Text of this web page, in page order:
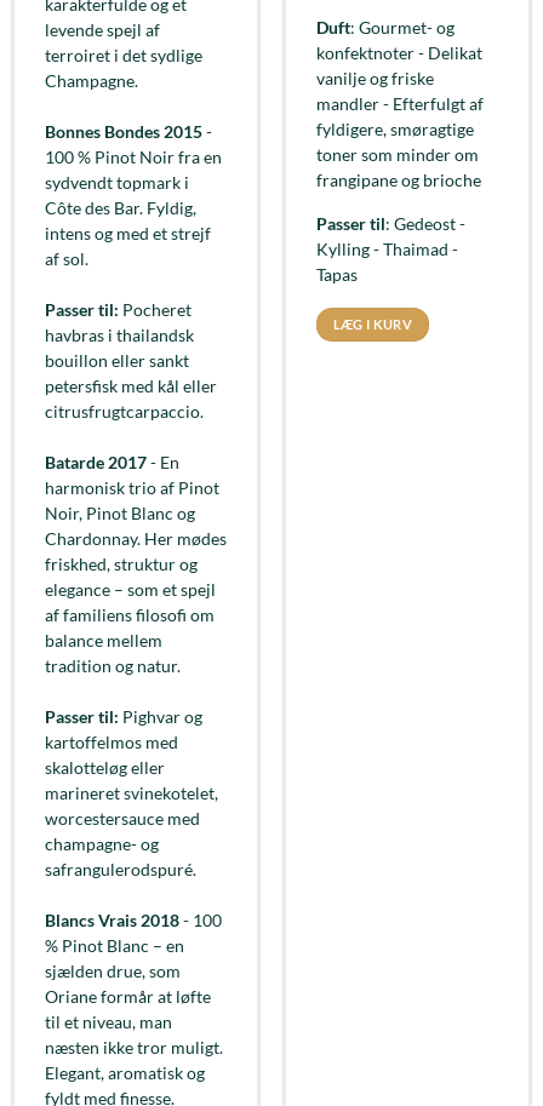
karakterfulde og et
levende spejl af
terroiret i det sydlige
Champagne.
Bonnes Bondes 2015-
100 % Pinot Noir fra en
sydvendt topmark i
Côte des Bar. Fyldig,
intens og med et strejf
af sol.
Passer til: Pocheret
havbras i thailandsk
bouillon eller sankt
petersfisk med kål eller
citrusfrugtcarpaccio.
Batarde 2017- En
harmonisk trio af Pinot
Noir, Pinot Blanc og
Chardonnay. Her mødes
friskhed, struktur og
elegance – som et spejl
af familiens filosofi om
balance mellem
tradition og natur.
Passer til: Pighvar og
kartoffelmos med
skalotteløg eller
marineret svinekotelet,
worcestersauce med
champagne- og
safrangulerodspuré.
Blancs Vrais 2018- 100
% Pinot Blanc – en
sjælden drue, som
Oriane formår at løfte
til et niveau, man
næsten ikke tror muligt.
Elegant, aromatisk og
fyldt med finesse.
Duft: Gourmet- og
konfektnoter - Delikat
vanilje og friske
mandler - Efterfulgt af
fyldigere, smøragtige
toner som minder om
frangipane og brioche
Passer til: Gedeost -
Kylling - Thaimad -
Tapas
LÆG I KURV